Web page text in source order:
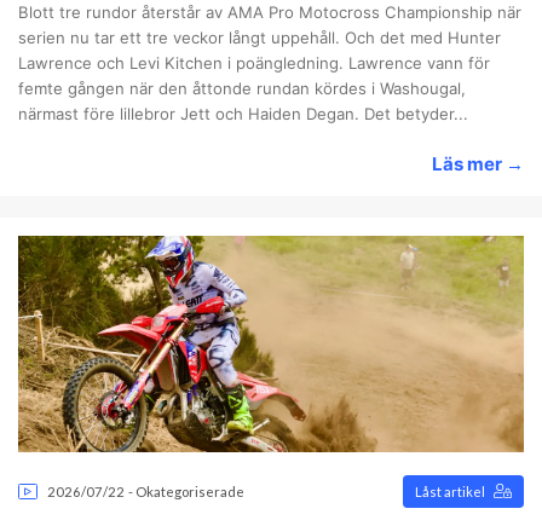
Blott tre rundor återstår av AMA Pro Motocross Championship när
serien nu tar ett tre veckor långt uppehåll. Och det med Hunter
Lawrence och Levi Kitchen i poängledning. Lawrence vann för
femte gången när den åttonde rundan kördes i Washougal,
närmast före lillebror Jett och Haiden Degan. Det betyder...
Läs mer →
2026/07/22 - Okategoriserade Låst artikel